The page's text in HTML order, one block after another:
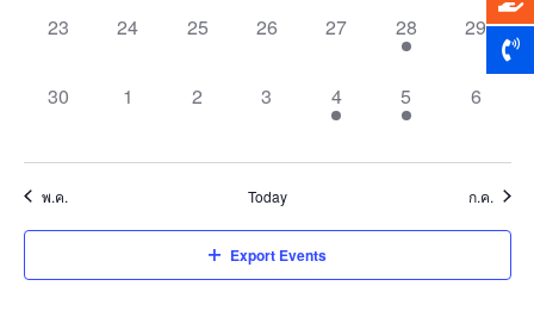
0
23
0
24
0
25
0
26
0
27
1
event,
28
0
events,
29
0
30
0
1
0
2
0
3
1
event,
4
1
event,
5
0
6
พ.ค. Today ก.ค.
Export Events